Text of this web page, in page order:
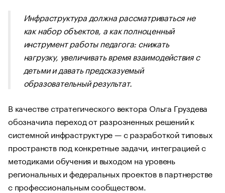
Инфраструктура должна рассматриваться не
как набор объектов, а как полноценный
инструмент работы педагога: снижать
нагрузку, увеличивать время взаимодействия с
детьми и давать предсказуемый
образовательный результат.
В качестве стратегического вектора Ольга Груздева
обозначила переход от разрозненных решений к
системной инфраструктуре — с разработкой типовых
пространств под конкретные задачи, интеграцией с
методиками обучения и выходом на уровень
региональных и федеральных проектов в партнерстве
с профессиональным сообществом.